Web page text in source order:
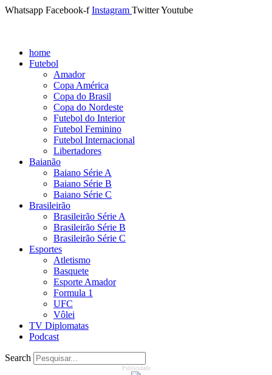
Whatsapp Facebook-f Instagram TwitterYoutube
home
Futebol
Amador
Copa América
Copa do Brasil
Copa do Nordeste
Futebol do Interior
Futebol Feminino
Futebol Internacional
Libertadores
Baianão
Baiano Série A
Baiano Série B
Baiano Série C
Brasileirão
Brasileirão Série A
Brasileirão Série B
Brasileirão Série C
Esportes
Atletismo
Basquete
Esporte Amador
Formula 1
UFC
Vôlei
TV Diplomatas
Podcast
Search
Publicidade